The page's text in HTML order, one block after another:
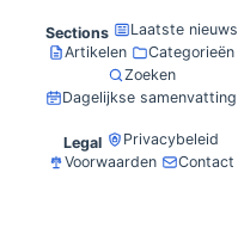
Sections
Laatste nieuws
Artikelen
Categorieën
Zoeken
Dagelijkse samenvatting
Legal
Privacybeleid
Voorwaarden
Contact